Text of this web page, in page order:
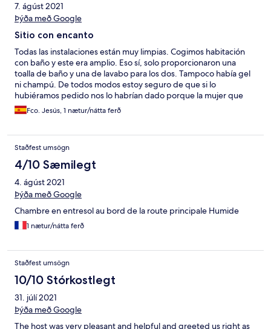
7. ágúst 2021
Þýða með Google
Sitio con encanto
Todas las instalaciones están muy limpias. Cogimos habitación
con baño y este era amplio. Eso sí, solo proporcionaron una
toalla de baño y una de lavabo para los dos. Tampoco había gel
ni champú. De todos modos estoy seguro de que si lo
hubiéramos pedido nos lo habrían dado porque la mujer que
regentaba la casa era muy amable. El desayuno era muy cortito.
El entorno maravilloso. Súper tranquilo. Aparcamiento en la
Fco. Jesús, 1 nætur/nátta ferð
Staðfest umsögn
4/10 Sæmilegt
4. ágúst 2021
Þýða með Google
Chambre en entresol au bord de la route principale Humide
1 nætur/nátta ferð
Staðfest umsögn
10/10 Stórkostlegt
31. júlí 2021
Þýða með Google
The host was very pleasant and helpful and greeted us right as